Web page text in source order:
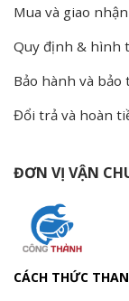
Mua và giao
Quy định & hình
Bảo hành và bảo
Đổi trả và hoàn
ĐƠN VỊ VẬN
CÁCH THỨC